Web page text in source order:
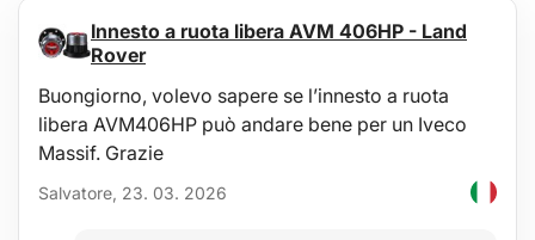
per sostituirla è consigliabile usare pinze a lunga presa per
evitare ustioni e non dover aspettare il raffreddamento.
Vantaggi principali:
Ricchi accessori
Pratica scatola di plastica
Innesto a ruota libera AVM 406HP - Land
Rover
Buongiorno, volevo sapere se l’innesto a ruota
libera AVM406HP può andare bene per un Iveco
Massif. Grazie
Salvatore, 23. 03. 2026